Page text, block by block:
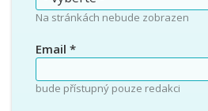
Na stránkách nebude zobrazen
Email *
bude přístupný pouze redakci